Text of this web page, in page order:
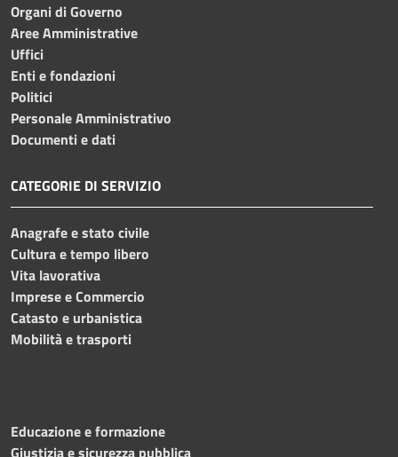
Organi di Governo
Aree Amministrative
Uffici
Enti e fondazioni
Politici
Personale Amministrativo
Documenti e dati
CATEGORIE DI SERVIZIO
Anagrafe e stato civile
Cultura e tempo libero
Vita lavorativa
Imprese e Commercio
Catasto e urbanistica
Mobilità e trasporti
Educazione e formazione